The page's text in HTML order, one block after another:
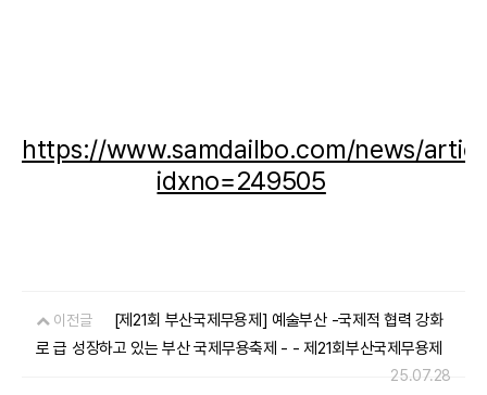
https://www.samdailbo.com/news/
idxno=249505
이전글
[제21회 부산국제무용제] 예술부산 -국제적 협력 강화
로 급 성장하고 있는 부산 국제무용축제 - - 제21회부산국제무용제
25.07.28